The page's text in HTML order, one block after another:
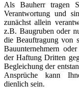
Als Bauherr tragen
Verantwortung und
zunächst allein
z.B. Baugruben oder
dieBeauftragungvon
Bauunternehmern
der Haftung Dritten
Begleichung der
Ansprüche kann
dienlich sein.